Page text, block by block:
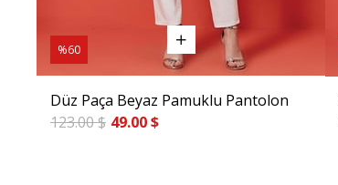
Düz Paça Beyaz Pamuklu Pantolon
49.00 $
123.00 $
%60